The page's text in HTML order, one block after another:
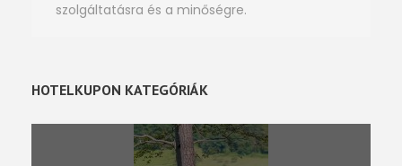
szolgáltatásra és a minőségre.
HOTELKUPON KATEGÓRIÁK